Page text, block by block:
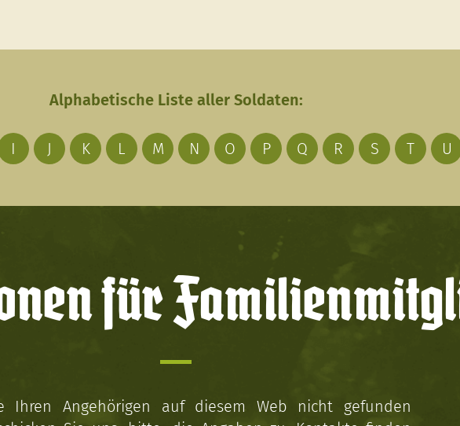
Alphabetische Liste aller Soldaten:
I J K L M N O P Q R S T U
für
Ihren Angehörigen auf diesem Web nicht gefunden